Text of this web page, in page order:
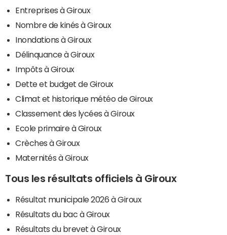
Entreprises à Giroux
Nombre de kinés à Giroux
Inondations à Giroux
Délinquance à Giroux
Impôts à Giroux
Dette et budget de Giroux
Climat et historique météo de Giroux
Classement des lycées à Giroux
Ecole primaire à Giroux
Crèches à Giroux
Maternités à Giroux
Tous les résultats officiels à Giroux
Résultat municipale 2026 à Giroux
Résultats du bac à Giroux
Résultats du brevet à Giroux